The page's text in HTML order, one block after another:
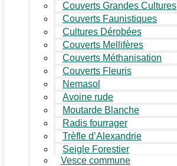
Couverts Grandes Cultures
Couverts Faunistiques
Cultures Dérobées
Couverts Mellifères
Couverts Méthanisation
Couverts Fleuris
Nemasol
Avoine rude
Moutarde Blanche
Radis fourrager
Trèfle d’Alexandrie
Seigle Forestier
Vesce commune